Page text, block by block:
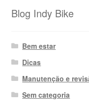
Blog Indy Bike
Bem estar
Dicas
Manutenção e
Sem categoria